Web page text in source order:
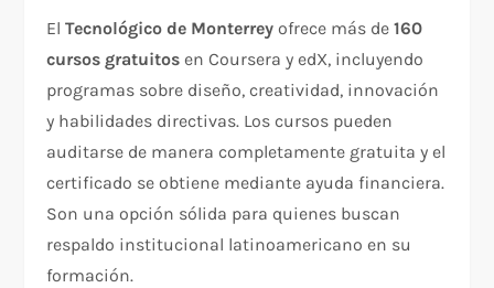
ElTecnológico de Monterrey ofrece más de160
cursos gratuitos en Coursera y edX, incluyendo
programas sobre diseño, creatividad, innovación
y habilidades directivas. Los cursos pueden
auditarse de manera completamente gratuita y el
certificado se obtiene mediante ayuda financiera.
Son una opción sólida para quienes buscan
respaldo institucional latinoamericano en su
formación.